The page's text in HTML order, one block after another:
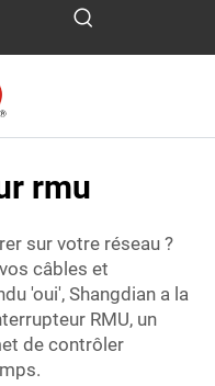
rmu
sur votre réseau ?
câbles et
'oui', Shangdian a la
RMU, un
de contrôler